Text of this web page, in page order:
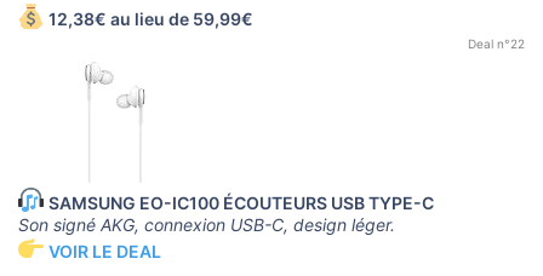
12,38€ au lieu de 59,99€
Deal n°22
SAMSUNG EO-IC100 ÉCOUTEURS USB TYPE-C
Son signé AKG, connexion USB-C, design léger.
VOIR LE DEAL